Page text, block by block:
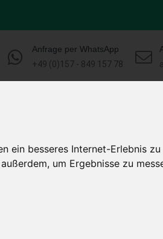
ein besseres Internet-Erlebnis
um Ergebnisse zu
Anfrage per WhatsApp
+49 (0)157 - 849 157 78